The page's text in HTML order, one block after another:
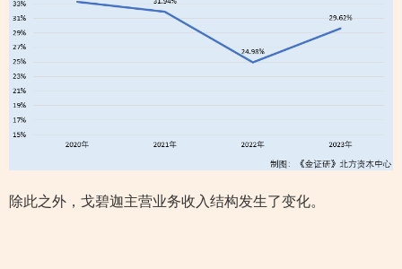
除此之外，戈碧迦主营业务收入结构发生了变化。